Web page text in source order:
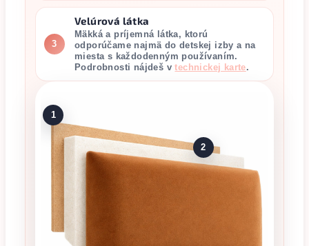
3
Velúrová látka
Mäkká a príjemná látka, ktorú
odporúčame najmä do detskej izby a na
miesta s každodenným používaním.
Podrobnosti nájdeš vtechnickej karte.
1
2